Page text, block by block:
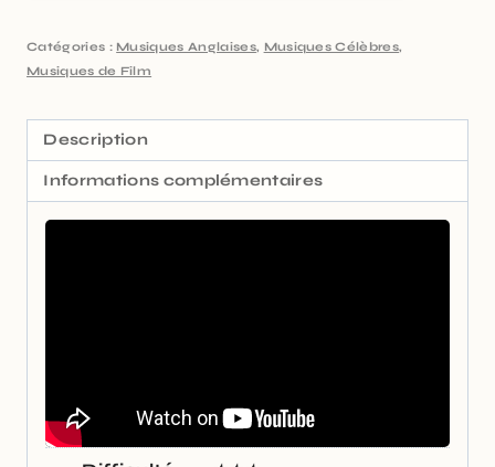
Catégories : Musiques Anglaises, Musiques Célèbres,
Musiques de Film
Description
Informations complémentaires